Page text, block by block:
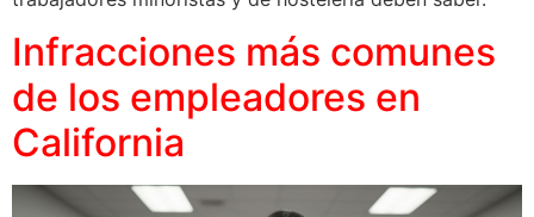
Infracciones más comunes
de los empleadores en
California